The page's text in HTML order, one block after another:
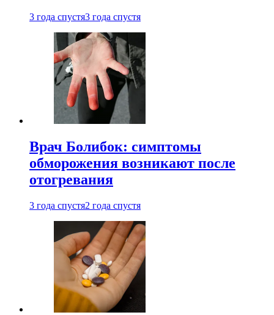
3 года спустя3 года спустя
Врач Болибок: симптомы
обморожения возникают после
отогревания
3 года спустя2 года спустя